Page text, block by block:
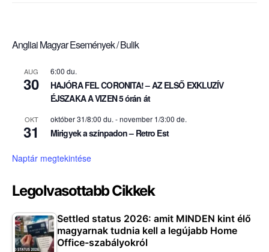
Angliai Magyar Események / Bulik
AUG
30
6:00 du.
HAJÓRA FEL CORONITA! – AZ ELSŐ EXKLUZÍV
ÉJSZAKA A VIZEN 5 órán át
OKT
31
október 31/8:00 du. -november 1/3:00 de.
Mirigyek a színpadon – Retro Est
Naptár megtekintése
Legolvasottabb Cikkek
Settled status 2026: amit MINDEN kint élő
magyarnak tudnia kell a legújabb Home
Office-szabályokról